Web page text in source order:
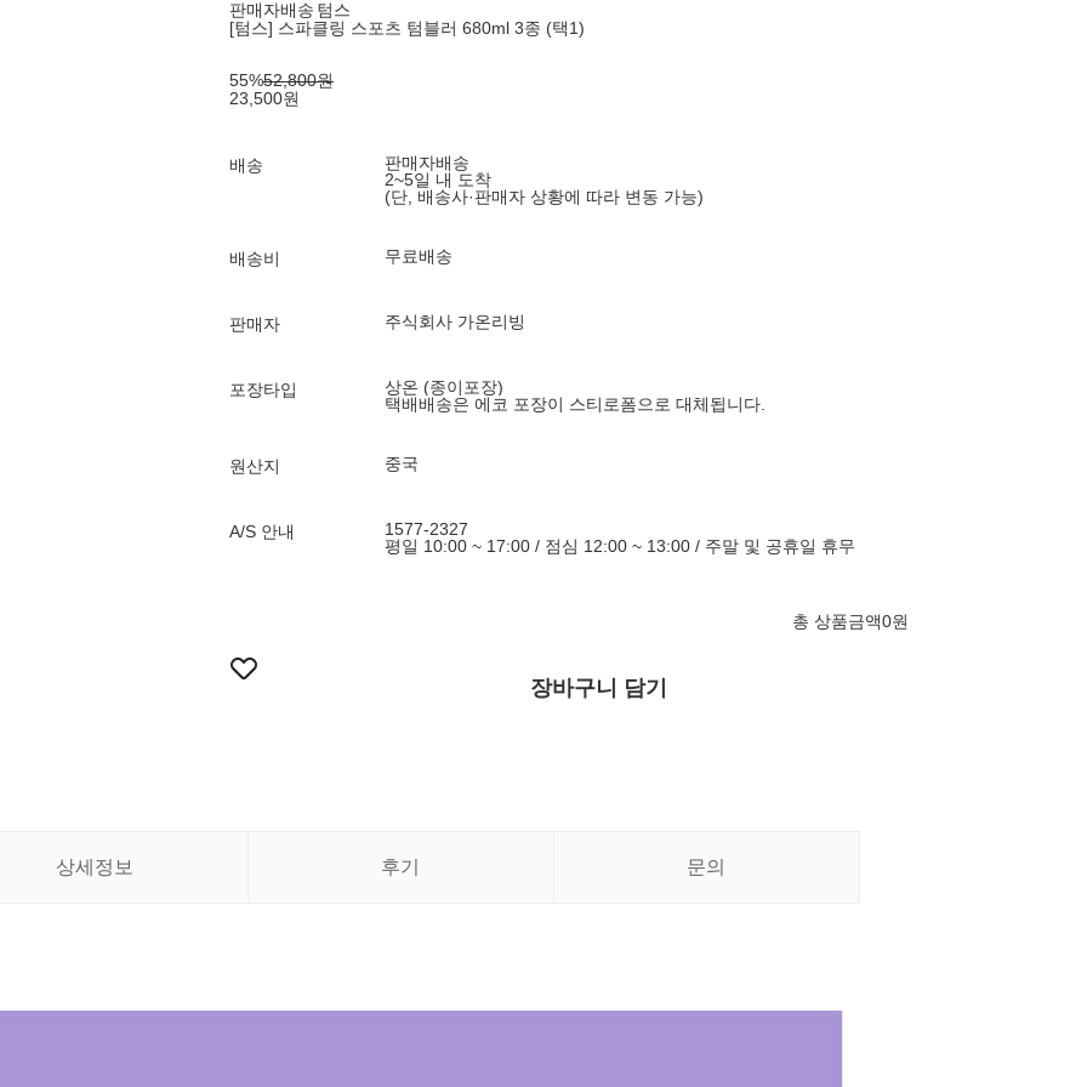
판매자배송 텀스
[텀스] 스파클링 스포츠 텀블러 680ml 3종 (택1)
55%52,800원
23,500원
배송
판매자배송
2~5일 내 도착
(단, 배송사·판매자 상황에 따라 변동 가능)
배송비 무료배송
판매자 주식회사 가온리빙
포장타입
상온 (종이포장)
택배배송은 에코 포장이 스티로폼으로 대체됩니다.
원산지 중국
A/S 안내
1577-2327
평일 10:00 ~ 17:00 / 점심 12:00 ~ 13:00 / 주말 및 공휴일 휴무
총 상품금액0원
장바구니 담기
상세정보 후기 문의